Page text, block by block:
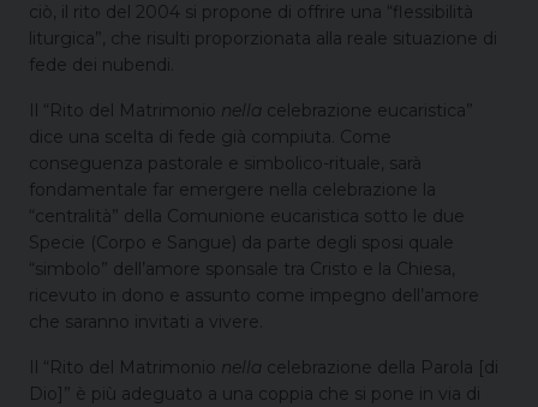
ciò, il rito del 2004 si propone di offrire una “flessibilità
liturgica”, che risulti proporzionata alla reale situazione di
fede dei nubendi.
Il “Rito del Matrimonio nella celebrazione eucaristica”
dice una scelta di fede già compiuta. Come
conseguenza pastorale e simbolico-rituale, sarà
fondamentale far emergere nella celebrazione la
“centralità” della Comunione eucaristica sotto le due
Specie (Corpo e Sangue) da parte degli sposi quale
“simbolo” dell’amore sponsale tra Cristo e la Chiesa,
ricevuto in dono e assunto come impegno dell’amore
che saranno invitati a vivere.
Il “Rito del Matrimonio nella celebrazione della Parola [di
Dio]” è più adeguato a una coppia che si pone in via di